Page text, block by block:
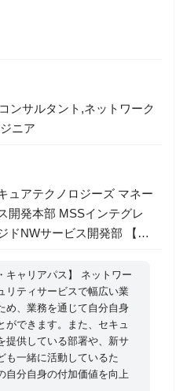
でのアタックサーフェース
援 ・導入済み脅威インテ
定支援 ・サイバー空間にお
ビジネス・
ージド脅威情報分析サービ
threat_intelligence ・マ
asm
ンサルタント,ネットワーク
ニア
ュアテクノロジーズ マネー
開発本部 MSSインテグレ
NWサービス開発部 【組
スにおける、ネットワーク
中心とした新規顧客・既顧
活動およびプロジェクト対
与する役割を担っていま
・既顧客に対するコンサル
ンテグレーションまで上流
キャリアパス】 ネットワー
リティサービスで幅広い業
め、業務を通じて自分自身
ができます。また、セキュ
提供している部署や、新サ
も一緒に活動しているた
自分自身の付加価値を向上